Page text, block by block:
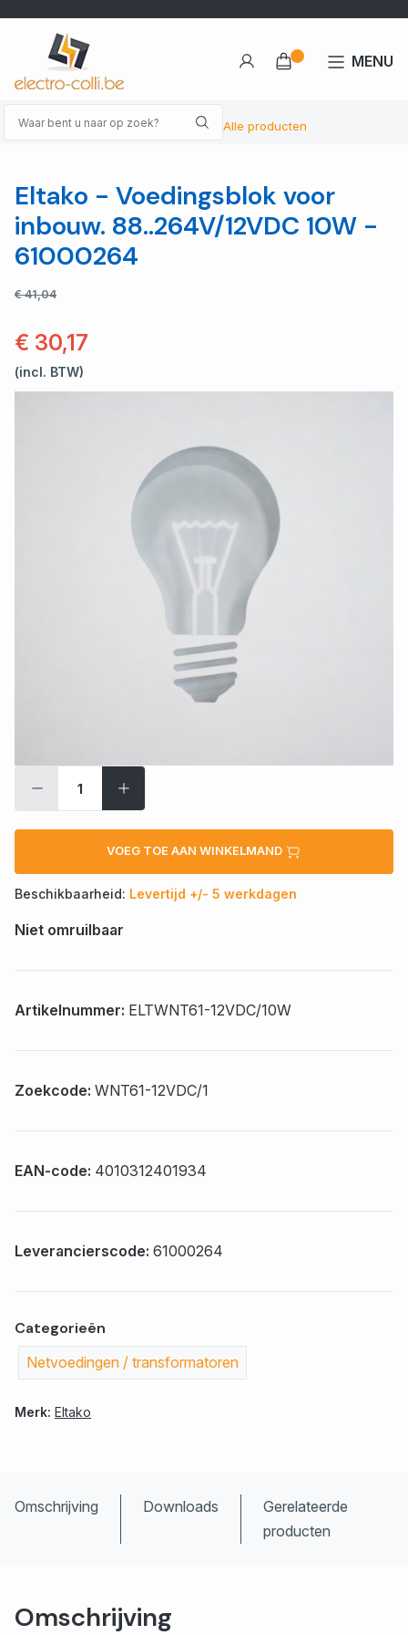
Alle producten
MENU
Eltako - Voedingsblok voor
inbouw. 88..264V/12VDC 10W -
61000264
€ 41,04
€ 30,17
(incl. BTW)
VOEG TOE AAN WINKELMAND
Beschikbaarheid: Levertijd +/- 5 werkdagen
Niet omruilbaar
Artikelnummer: ELTWNT61-12VDC/10W
Zoekcode: WNT61-12VDC/1
EAN-code: 4010312401934
Leverancierscode: 61000264
Categorieën
Netvoedingen / transformatoren
Merk: Eltako
Omschrijving Downloads
Gerelateerde
producten
Omschrijving